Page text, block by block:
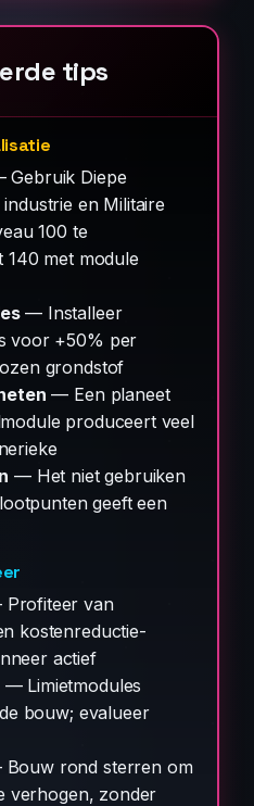
tips
Diepe
en Militaire
100 te
140 met module
— Installeer
voor +50% per
grondstof
— Een planeet
produceert veel
— Het niet gebruiken
geeft een
van
kostenreductie-
actief
— Limietmodules
bouw; evalueer
rond sterren om
verhogen, zonder